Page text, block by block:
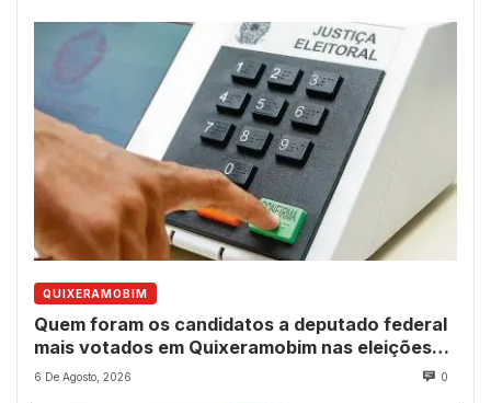
QUIXERAMOBIM
Quem foram os candidatos a deputado federal
mais votados em Quixeramobim nas eleições
de 2022?
6 De Agosto, 2026 0